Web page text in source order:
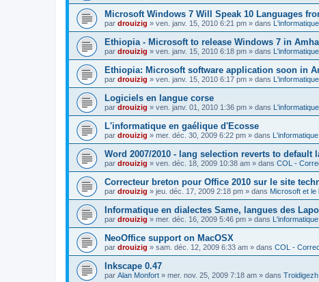
Microsoft Windows 7 Will Speak 10 Languages
par drouizig » ven. janv. 15, 2010 6:21 pm » dans
Ethiopia - Microsoft to release Windows 7 in
par drouizig » ven. janv. 15, 2010 6:18 pm » dans
Ethiopia: Microsoft software application soon in
par drouizig » ven. janv. 15, 2010 6:17 pm » dans
Logiciels en langue corse
par drouizig » ven. janv. 01, 2010 1:36 pm » dans
L'informatique en gaélique d'Ecosse
par drouizig » mer. déc. 30, 2009 6:22 pm » dans
Word 2007/2010 - lang selection reverts to default
par drouizig » ven. déc. 18, 2009 10:38 am » dans COL -
Correcteur breton pour Office 2010 sur le site
par drouizig » jeu. déc. 17, 2009 2:18 pm » dans Microsoft et le
Informatique en dialectes Same, langues des
par drouizig » mer. déc. 16, 2009 5:46 pm » dans
NeoOffice support on MacOSX
par drouizig » sam. déc. 12, 2009 6:33 am » dans COL -
Inkscape 0.47
par Alan Monfort » mer. nov. 25, 2009 7:18 am » dans